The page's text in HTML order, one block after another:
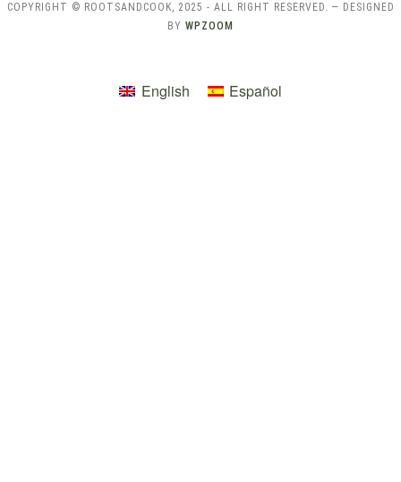
COPYRIGHT © ROOTSANDCOOK, 2025 - ALL RIGHT RESERVED. — DESIGNED
BY WPZOOM
English Español